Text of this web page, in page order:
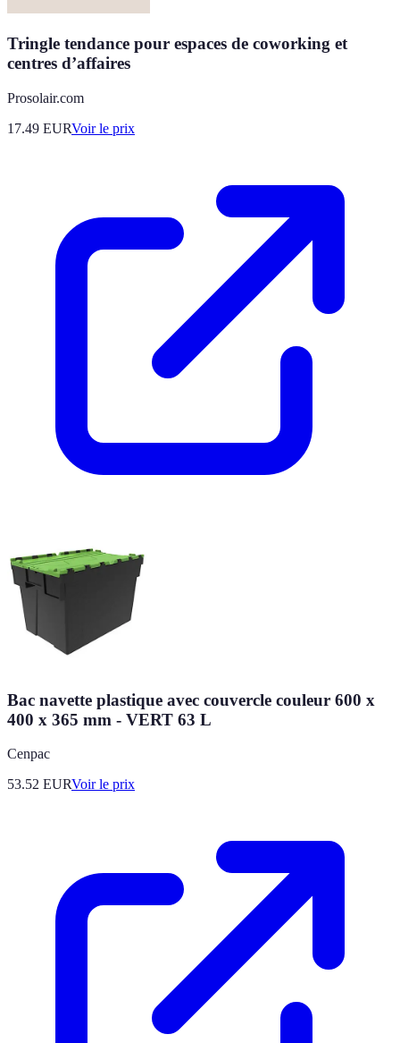
Tringle tendance pour espaces de coworking et
centres d’affaires
Prosolair.com
17.49 EURVoir le prix
Bac navette plastique avec couvercle couleur 600 x
400 x 365 mm - VERT 63 L
Cenpac
53.52 EURVoir le prix